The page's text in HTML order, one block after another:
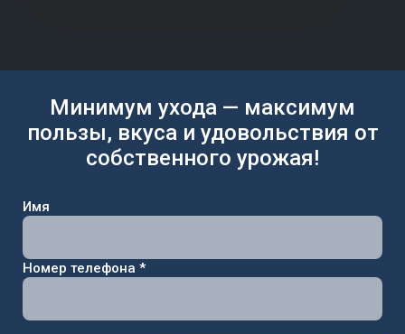
Минимум ухода — максимум
пользы, вкуса и удовольствия от
собственного урожая!
Имя
Номер телефона *